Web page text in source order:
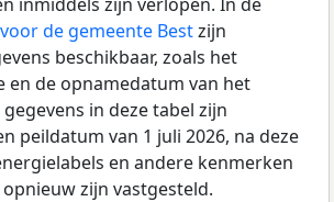
de gemeente Bestzijn
beschikbaar, zoals het
en de opnamedatum van het
in deze tabel zijn
peildatum van 1 juli 2026, na deze
en andere kenmerken
zijn vastgesteld.